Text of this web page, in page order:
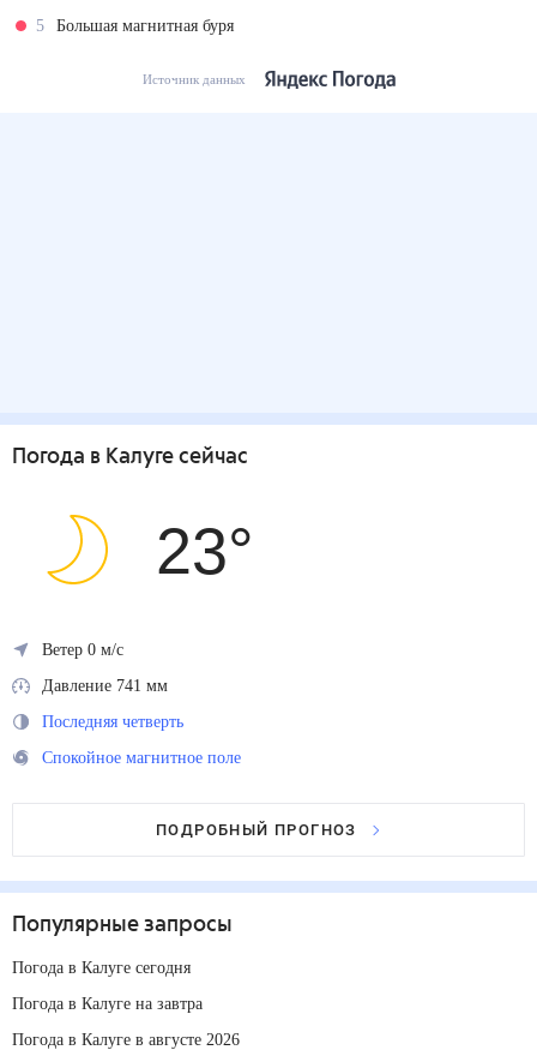
5
Большая магнитная буря
Источник данных
Погода в Калуге сейчас
23°
Ветер 0 м/с
Давление 741 мм
Последняя четверть
Спокойное магнитное поле
ПОДРОБНЫЙ ПРОГНОЗ
Популярные запросы
Погода в Калуге сегодня
Погода в Калуге на завтра
Погода в Калуге в августе 2026